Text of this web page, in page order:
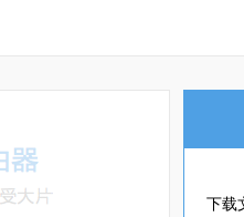
下载